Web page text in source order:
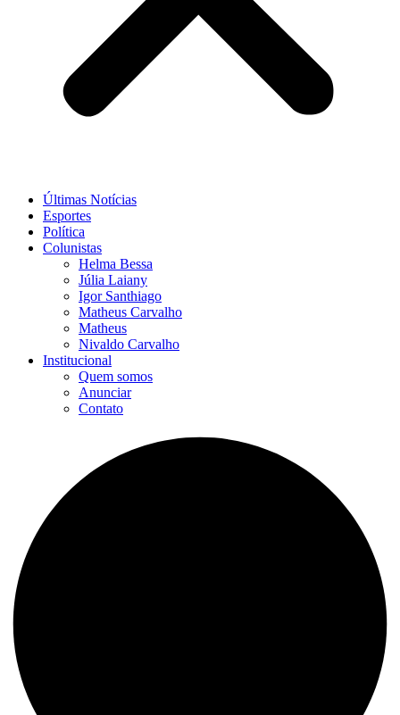
Últimas Notícias
Esportes
Política
Colunistas
Helma Bessa
Júlia Laiany
Igor Santhiago
Matheus Carvalho
Matheus
Nivaldo Carvalho
Institucional
Quem somos
Anunciar
Contato